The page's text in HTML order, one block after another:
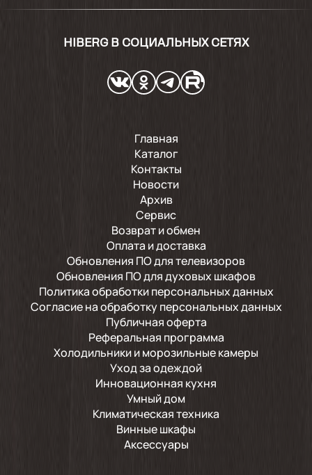
HIBERG В СОЦИАЛЬНЫХ СЕТЯХ
Главная
Каталог
Контакты
Новости
Архив
Сервис
Возврат и обмен
Оплата и доставка
Обновления ПО для телевизоров
Обновления ПО для духовых шкафов
Политика обработки персональных данных
Согласие на обработку персональных данных
Публичная оферта
Реферальная программа
Холодильники и морозильные камеры
Уход за одеждой
Инновационная кухня
Умный дом
Климатическая техника
Винные шкафы
Аксессуары